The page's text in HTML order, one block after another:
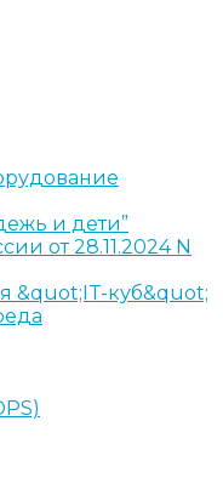
и дети”
от 28.11.2024 N
&quot;IT-куб&quot;